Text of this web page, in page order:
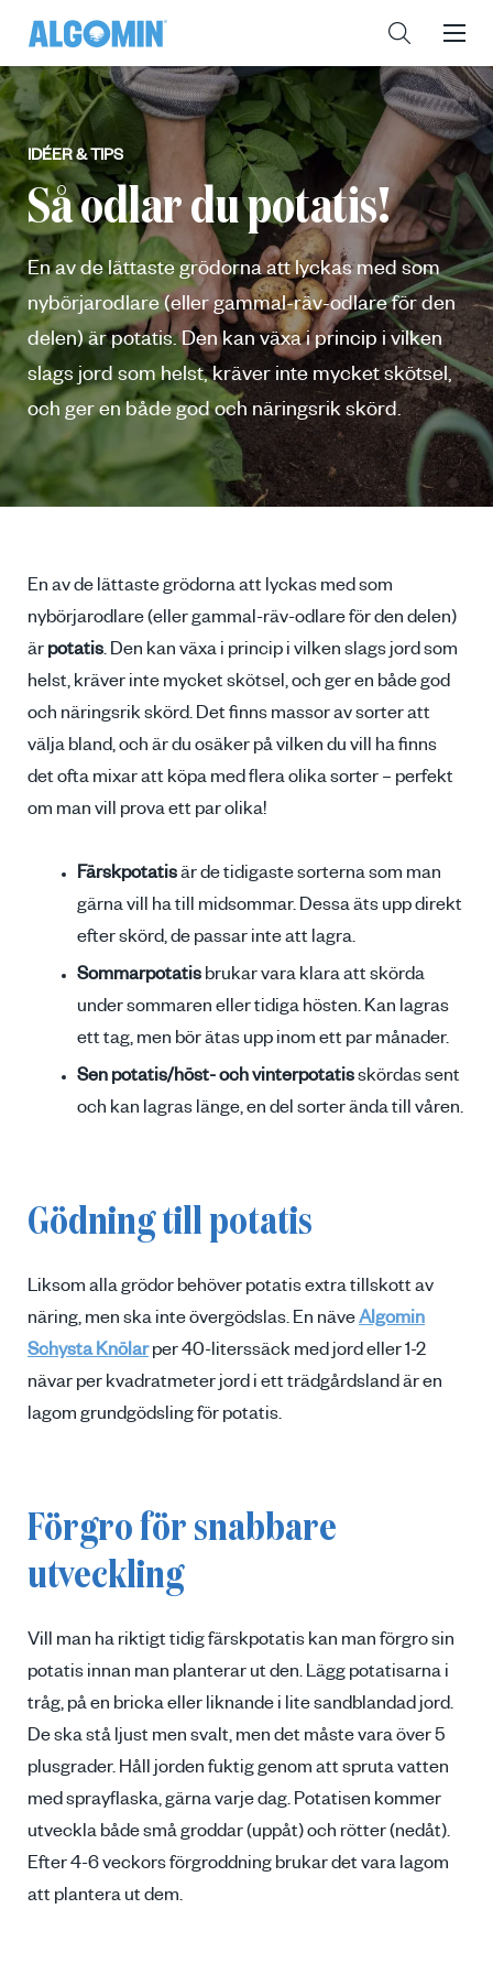
IDÉER & TIPS
Så odlar du potatis!
En av de lättaste grödorna att lyckas med som
nybörjarodlare (eller gammal-räv-odlare för den
delen) är potatis. Den kan växa i princip i vilken
slags jord som helst, kräver inte mycket skötsel,
och ger en både god och näringsrik skörd.
En av de lättaste grödorna att lyckas med som
nybörjarodlare (eller gammal-räv-odlare för den delen)
är potatis. Den kan växa i princip i vilken slags jord som
helst, kräver inte mycket skötsel, och ger en både god
och näringsrik skörd. Det finns massor av sorter att
välja bland, och är du osäker på vilken du vill ha finns
det ofta mixar att köpa med flera olika sorter – perfekt
om man vill prova ett par olika!
Färskpotatisär de tidigaste sorterna som man
gärna vill ha till midsommar. Dessa äts upp direkt
efter skörd, de passar inte att lagra.
Sommarpotatis brukar vara klara att skörda
under sommaren eller tidiga hösten. Kan lagras
ett tag, men bör ätas upp inom ett par månader.
Sen potatis/höst- och vinterpotatisskördas sent
och kan lagras länge, en del sorter ända till våren.
Gödning till potatis
Liksom alla grödor behöver potatis extra tillskott av
näring, men ska inte övergödslas. En näveAlgomin
Schysta Knölarper 40-literssäck med jord eller 1-2
nävar per kvadratmeter jord i ett trädgårdsland är en
lagom grundgödsling för potatis.
Förgro för snabbare
utveckling
Vill man ha riktigt tidig färskpotatis kan man förgro sin
potatis innan man planterar ut den. Lägg potatisarna i
tråg, på en bricka eller liknande i lite sandblandad jord.
De ska stå ljust men svalt, men det måste vara över 5
plusgrader. Håll jorden fuktig genom att spruta vatten
med sprayflaska, gärna varje dag. Potatisen kommer
utveckla både små groddar (uppåt) och rötter (nedåt).
Efter 4-6 veckors förgroddning brukar det vara lagom
att plantera ut dem.